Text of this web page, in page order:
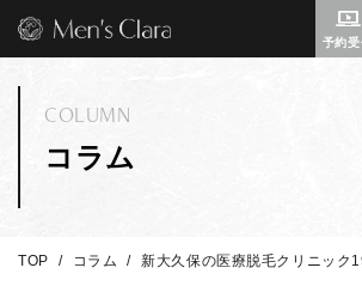
予約受
コラム
COLUMN
TOP コラム 新大久保の医療脱毛クリニック